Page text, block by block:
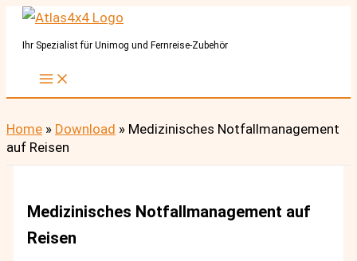
Zum
InhaltIhr Spezialist für Unimog und Fernreise-Zubehör
Home » Download » Medizinisches Notfallmanagement
auf Reisen
Medizinisches Notfallmanagement auf
Reisen